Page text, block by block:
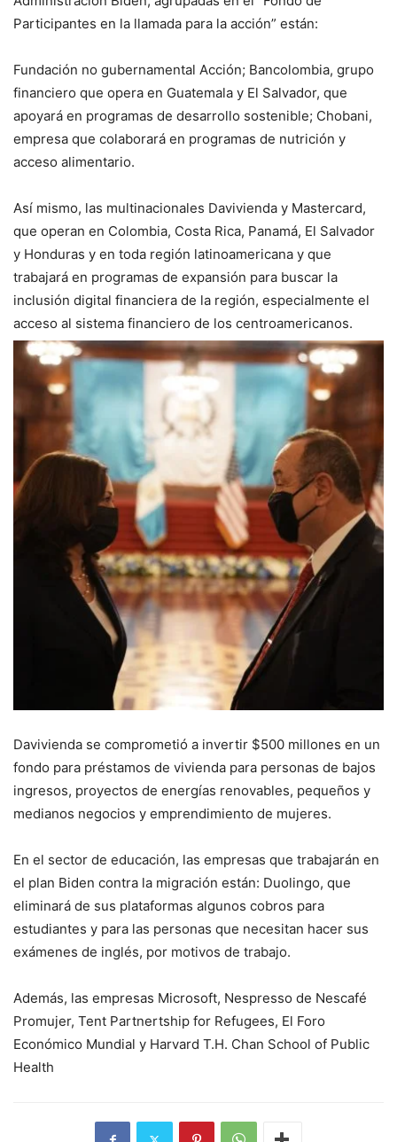
Participantes en la llamada para la acción” están:
Fundación no gubernamental Acción; Bancolombia, grupo
financiero que opera en Guatemala y El Salvador, que
apoyará en programas de desarrollo sostenible; Chobani,
empresa que colaborará en programas de nutrición y
acceso alimentario.
Así mismo, las multinacionales Davivienda y Mastercard,
que operan en Colombia, Costa Rica, Panamá, El Salvador
y Honduras y en toda región latinoamericana y que
trabajará en programas de expansión para buscar la
inclusión digital financiera de la región, especialmente el
acceso al sistema financiero de los centroamericanos.
Davivienda se comprometió a invertir $500 millones en un
fondo para préstamos de vivienda para personas de bajos
ingresos, proyectos de energías renovables, pequeños y
medianos negocios y emprendimiento de mujeres.
En el sector de educación, las empresas que trabajarán en
el plan Biden contra la migración están: Duolingo, que
eliminará de sus plataformas algunos cobros para
estudiantes y para las personas que necesitan hacer sus
exámenes de inglés, por motivos de trabajo.
Además, las empresas Microsoft, Nespresso de Nescafé
Promujer, Tent Partnertship for Refugees, El Foro
Económico Mundial y Harvard T.H. Chan School of Public
Health